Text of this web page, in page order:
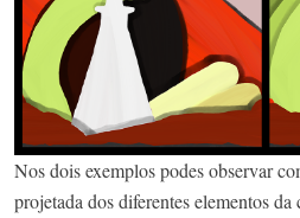
Nos dois exemplos podes observar
projetada dos diferentes elementos